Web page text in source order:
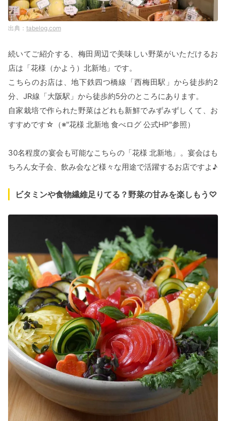
tabelog.com
続いてご紹介する、梅田周辺で美味しい野菜がいただけるお
店は「花様（かよう）北新地」です。
こちらのお店は、地下鉄四つ橋線「西梅田駅」から徒歩約2
分、JR線「大阪駅」から徒歩約5分のところにあります。
自家栽培で作られた野菜はどれも新鮮でみずみずしくて、お
すすめです☆（※"花様 北新地 食べログ 公式HP"参照）
30名程度の宴会も可能なこちらの「花様 北新地」。宴会はも
ちろん女子会、飲み会など様々な用途で活躍するお店ですよ♪
ビタミンや食物繊維足りてる？野菜の甘みを楽しもう♡